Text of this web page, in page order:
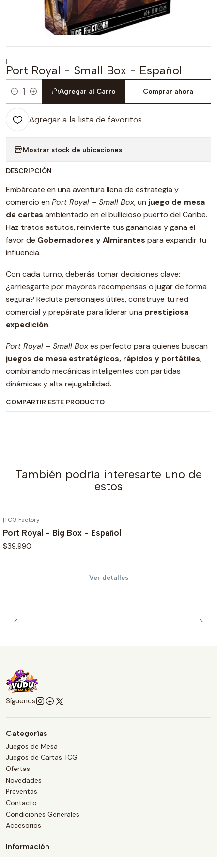
|
Port Royal - Small Box - Español
Cantidad
Agregar al Carro Comprar ahora
Agregar a la lista de favoritos
Mostrar stock de ubicaciones
DESCRIPCIÓN
Embárcate en una aventura llena de estrategia y
comercio en Port Royal – Small Box, un juego de mesa
de cartas ambientado en el bullicioso puerto del Caribe.
Haz tratos astutos, reinvierte tus ganancias y gana el
favor de Gobernadores y Almirantes para expandir tu
influencia.
Con cada turno, deberás tomar decisiones clave:
¿arriesgarte por mayores recompensas o jugar de forma
segura? Recluta personajes útiles, construye tu red
comercial y prepárate para liderar una prestigiosa
expedición.
Port Royal – Small Boxes perfecto para quienes buscan
juegos de mesa estratégicos, rápidos y portátiles,
combinando mecánicas inteligentes con partidas
dinámicas y alta rejugabilidad.
COMPARTIR ESTE PRODUCTO
También podría interesarte uno de
estos
|TCG Factory
Port Royal - Big Box - Español
$39.990
Ver detalles
Síguenos
Categorías
Juegos de Mesa
Juegos de Cartas TCG
Ofertas
Novedades
Preventas
Contacto
Condiciones Generales
Accesorios
Información